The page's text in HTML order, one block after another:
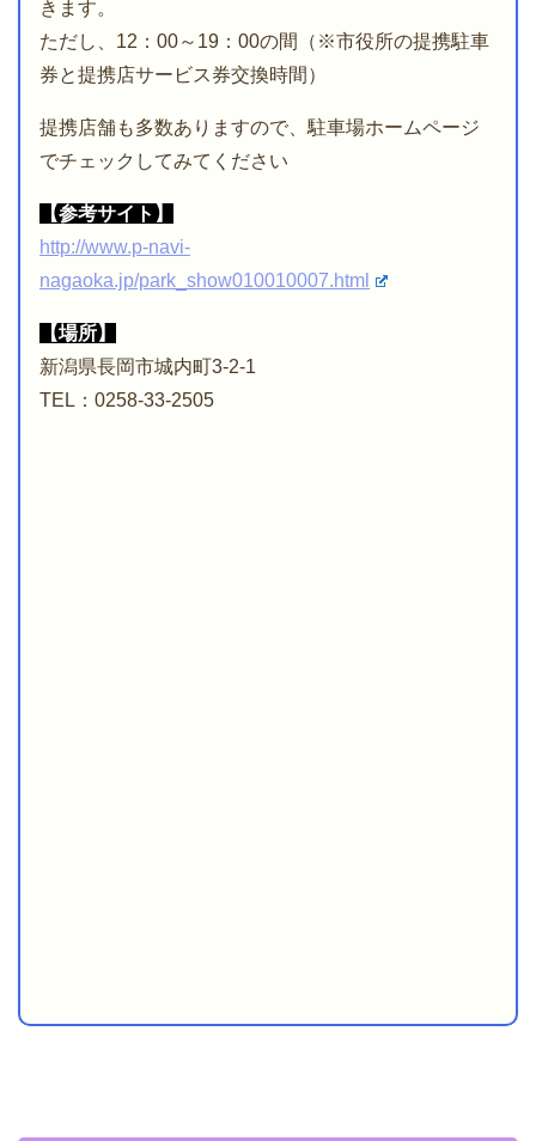
きます。
ただし、12：00～19：00の間（※市役所の提携駐車
券と提携店サービス券交換時間）
提携店舗も多数ありますので、駐車場ホームページ
でチェックしてみてください
【参考サイト】
http://www.p-navi-
nagaoka.jp/park_show010010007.html
【場所】
新潟県長岡市城内町3-2-1
TEL：0258-33-2505